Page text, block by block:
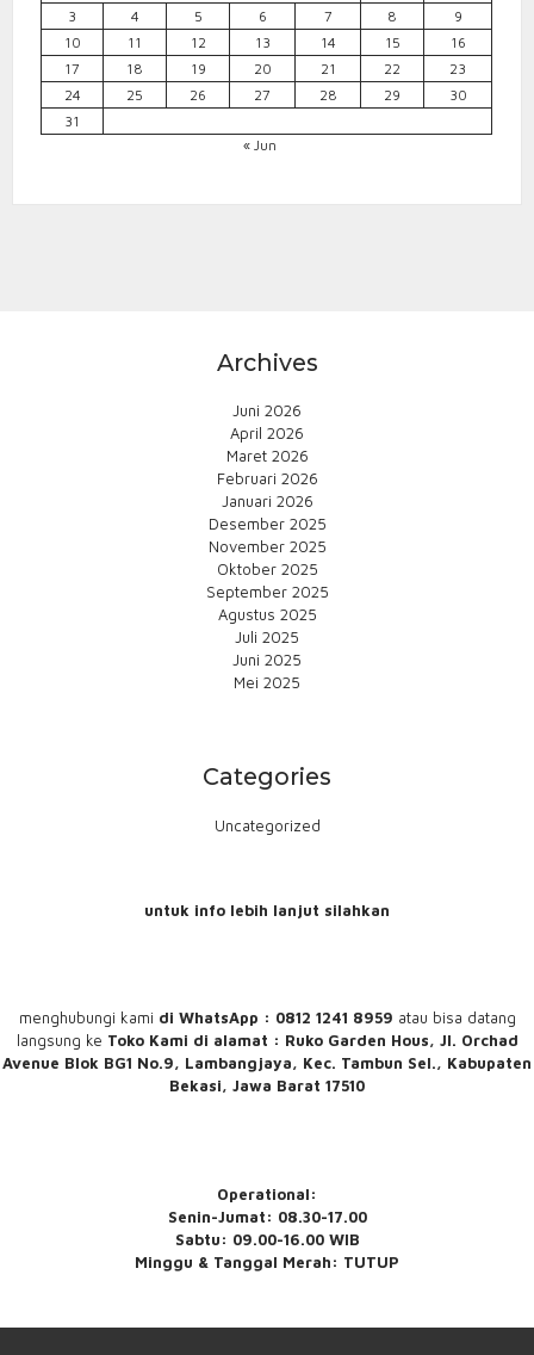
3
4 5 6 7 8
9
10
11 12 13 14 15
16
17
18 19 20 21 22
23
24
25 26 27 28 29
30
31
« Jun
Archives
Juni 2026
April 2026
Maret 2026
Februari 2026
Januari 2026
Desember 2025
November 2025
Oktober 2025
September 2025
Agustus 2025
Juli 2025
Juni 2025
Mei 2025
Categories
Uncategorized
untuk info lebih lanjut silahkan
menghubungi kami di WhatsApp : 0812 1241 8959 atau bisa datang
langsung ke Toko Kami di alamat : Ruko Garden Hous, Jl. Orchad
Avenue Blok BG1 No.9, Lambangjaya, Kec. Tambun Sel., Kabupaten
Bekasi, Jawa Barat 17510
Operational:
Senin-Jumat: 08.30-17.00
Sabtu: 09.00-16.00 WIB
Minggu & Tanggal Merah: TUTUP